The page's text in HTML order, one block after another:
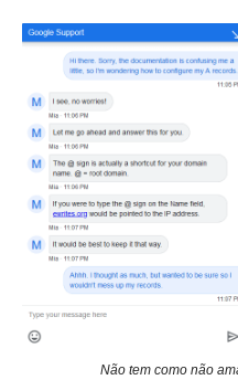
Não tem como não